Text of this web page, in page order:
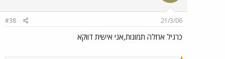
21/3/06
#38
כרגיל אחלה תמונות,אני אישית דווקא